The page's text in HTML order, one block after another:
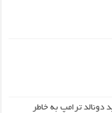
دونالد ترامپ به خاطر